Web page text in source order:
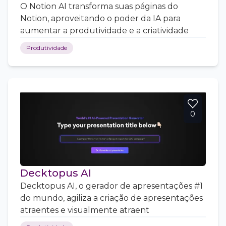
O Notion AI transforma suas páginas do
Notion, aproveitando o poder da IA para
aumentar a produtividade e a criatividade
Produtividade
0
Decktopus AI
Decktopus AI, o gerador de apresentações #1
do mundo, agiliza a criação de apresentações
atraentes e visualmente atraent